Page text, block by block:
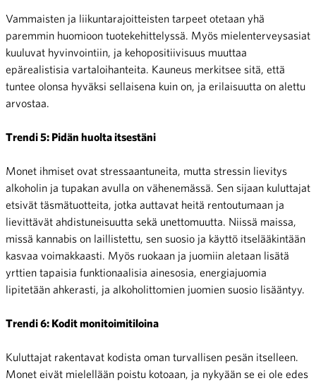
Vammaisten ja liikuntarajoitteisten tarpeet otetaan yhä
paremmin huomioon tuotekehittelyssä. Myös mielenterveysasiat
kuuluvat hyvinvointiin, ja kehopositiivisuus muuttaa
epärealistisia vartaloihanteita. Kauneus merkitsee sitä, että
tuntee olonsa hyväksi sellaisena kuin on, ja erilaisuutta on alettu
arvostaa.
Trendi 5: Pidän huolta itsestäni
Monet ihmiset ovat stressaantuneita, mutta stressin lievitys
alkoholin ja tupakan avulla on vähenemässä. Sen sijaan kuluttajat
etsivät täsmätuotteita, jotka auttavat heitä rentoutumaan ja
lievittävät ahdistuneisuutta sekä unettomuutta. Niissä maissa,
missä kannabis on laillistettu, sen suosio ja käyttö itselääkintään
kasvaa voimakkaasti. Myös ruokaan ja juomiin aletaan lisätä
yrttien tapaisia funktionaalisia ainesosia, energiajuomia
lipitetään ahkerasti, ja alkoholittomien juomien suosio lisääntyy.
Trendi 6: Kodit monitoimitiloina
Kuluttajat rakentavat kodista oman turvallisen pesän itselleen.
Monet eivät mielellään poistu kotoaan, ja nykyään se ei ole edes